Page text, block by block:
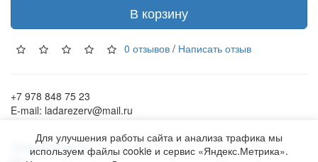
В корзину
0 отзывов / Написать отзыв
+7 978 848 75 23
E-mail: ladarezerv@mail.ru
Обратный звонок
Для улучшения работы сайта и анализа трафика мы
используем файлы cookie и сервис «Яндекс.Метрика».